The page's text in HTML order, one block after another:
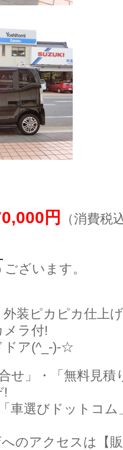
円 （消費税
ざいます。
装ピカピカ仕上
ラ付!
ドア(^_-)-☆
せ」・「無料見積
!
車選びドットコ
のアクセスは【